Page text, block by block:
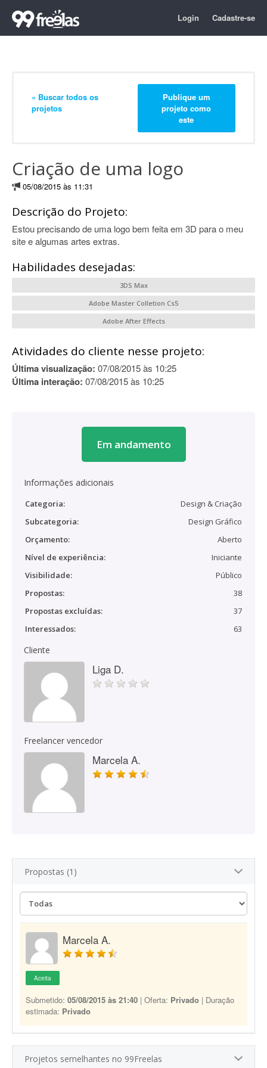
Login Cadastre-se
« Buscar todos os
projetos
Publique um
projeto como
este
Criação de uma logo
05/08/2015 às 11:31
Descrição do Projeto:
Estou precisando de uma logo bem feita em 3D para o meu
site e algumas artes extras.
Habilidades desejadas:
3DS Max
Adobe Master Colletion Cs5
Adobe After Effects
Atividades do cliente nesse projeto:
Última visualização: 07/08/2015 às 10:25
Última interação: 07/08/2015 às 10:25
Em andamento
Informações adicionais
Categoria:
Design & Criação
Subcategoria:
Design Gráfico
Orçamento:
Aberto
Nível de experiência:
Iniciante
Visibilidade:
Público
Propostas:
38
Propostas excluídas:
37
Interessados:
63
Cliente
Liga D.
Freelancer vencedor
Marcela A.
Propostas (1)
Marcela A.
Aceita
Submetido: 05/08/2015 às 21:40 | Oferta: Privado | Duração
estimada: Privado
Projetos semelhantes no 99Freelas